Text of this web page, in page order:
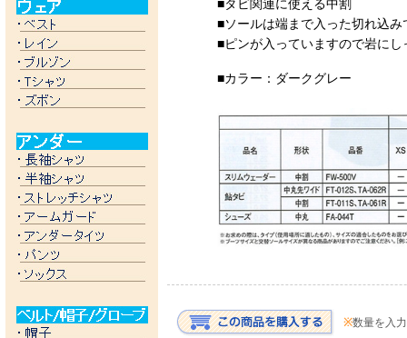
■タビ関連に使える中割
■ソールは端まで入った切れ込
■ピンが入っていますので岩に
■カラー：ダークグレー
※数量を入